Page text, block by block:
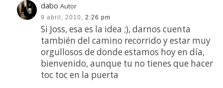
dabo Autor
9 abril, 2010, 2:26 pm
Si Joss, esa es la idea ;), darnos cuenta
también del camino recorrido y estar muy
orgullosos de donde estamos hoy en día,
bienvenido, aunque tu no tienes que hacer
toc toc en la puerta